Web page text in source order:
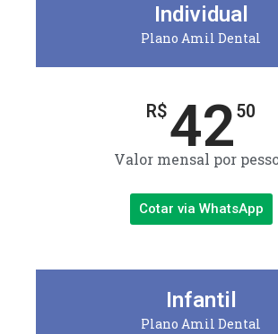
Individual
Plano Amil Dental
R$4250
Valor mensal por
Cotar via WhatsApp
Infantil
Plano Amil Dental